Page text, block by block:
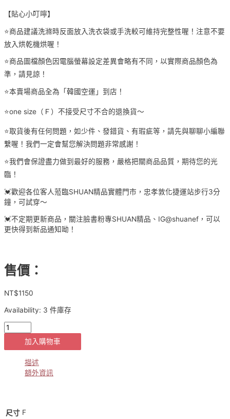
【貼心小叮嚀】
⭐️商品建議洗滌時反面放入洗衣袋或手洗較可維持完整性喔！注意不要
放入烘乾機烘喔！
⭐️商品圖檔顏色因電腦螢幕設定差異會略有不同，以實際商品顏色為
準，請見諒！
⭐️本賣場商品全為「韓國空運」到店！
⭐️one size（Ｆ）不接受尺寸不合的退換貨～
⭐️取貨後有任何問題，如少件、發錯貨、有瑕疵等，請先與聊聊小編聯
繫喔！我們一定會幫您解決問題非常感謝！
⭐️我們會保證盡力做到最好的服務，嚴格把關商品品質，期待您的光
臨！
💓歡迎各位客人蒞臨SHUAN精品實體門市，忠孝敦化捷運站步行3分
鐘，可試穿～
💓不定期更新商品，關注臉書粉專SHUAN精品、IG@shuanef，可以
更快得到新品通知呦！
售價：
NT$1150
Availability: 3 件庫存
【貨
1280】
尚
加入購物車
描述
額外資訊
尺寸 F